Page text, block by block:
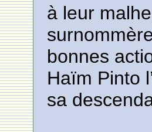
à leur
bonnes
Haïm Pinto
sa